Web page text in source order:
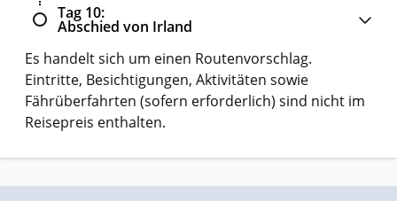
Tag 10
Abschied von Irland
Es handelt sich um einen Routenvorschlag.
Eintritte, Besichtigungen, Aktivitäten sowie
Fährüberfahrten (sofern erforderlich) sind nicht im
Reisepreis enthalten.